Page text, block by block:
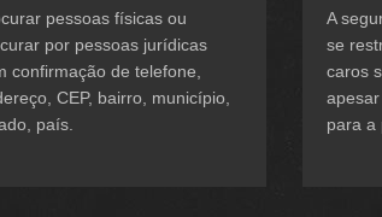
pessoas físicas ou
por pessoas jurídicas
confirmação de telefone,
CEP, bairro, município,
país.
A
se
caros
para a